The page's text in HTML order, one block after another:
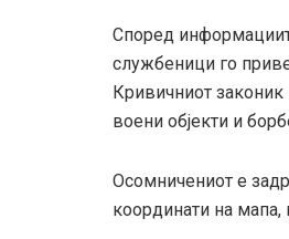
Според
службеници го
Кривичниот
воени објекти и
Осомничениот е
координати на мапа,